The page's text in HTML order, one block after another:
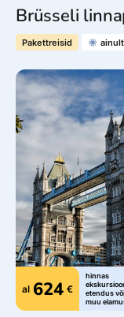
Brüsseli
Pakettreisid
al 624 €
hinnas
etendus või
muu
© 2025
Reisikonsultandid
Teenustasud